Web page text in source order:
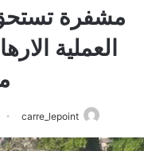
مشفرة
العملية
carre_lepoint